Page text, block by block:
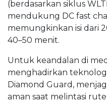
(berdasarkan siklus
mendukung DC fast
memungkinkan isi dari
40–50 menit.
Untuk keandalan di
menghadirkan
Diamond Guard,
aman saat melintasi